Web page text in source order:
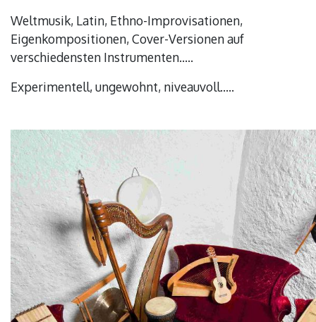
Weltmusik, Latin, Ethno-Improvisationen,
Eigenkompositionen, Cover-Versionen auf
verschiedensten Instrumenten…..
Experimentell, ungewohnt, niveauvoll…..